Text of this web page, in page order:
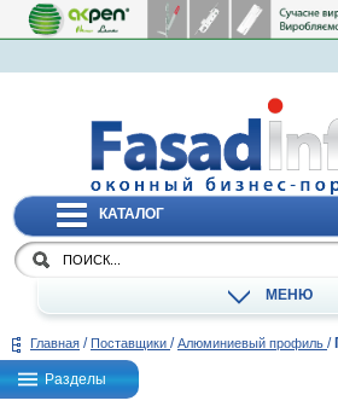
КАТАЛОГ
МЕНЮ
Главная / Поставщики / Алюминиевый профиль /
Разделы